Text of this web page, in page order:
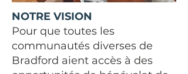
NOTRE VISION
Pour que toutes les
communautés diverses de
Bradford aient accès à des